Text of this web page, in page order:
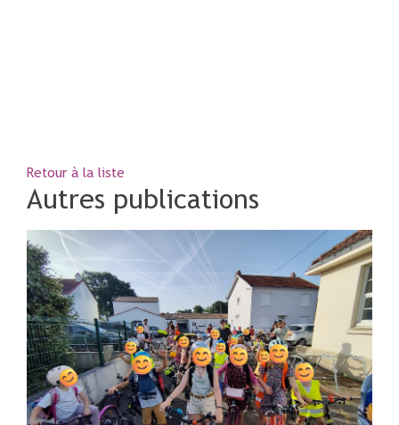
Retour à la liste
Autres publications